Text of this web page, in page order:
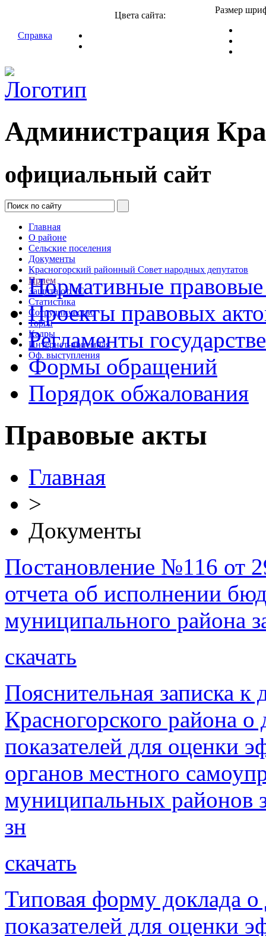
Справка
Цвета сайта:
Размер
Администрация
официальный сайт
Главная
О районе
Сельские поселения
Документы
Красногорский районный Совет народных депутатов
Прием
Защита от ЧС
Статистика
Сотрудничество
Торги
Кадры
Интернет-приемная
Оф. выступления
Нормативные
Проекты правовых
Регламенты
Формы обращений
Порядок обжалования
Правовые акты
Главная
>
Документы
Постановление №116 от
отчета об исполнении
муниципального района
скачать
Пояснительная записка
Красногорского района
показателей для оценки
органов местного
муниципальных районов
зн
скачать
Типовая форму доклада о
показателей для оценки